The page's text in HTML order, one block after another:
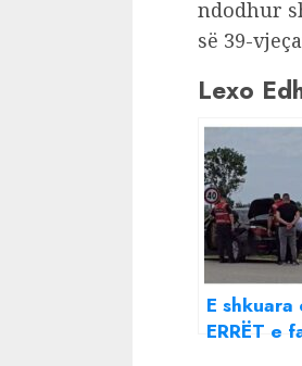
ndodhur
së 39-
Lexo
E shkuara
ERRËT e